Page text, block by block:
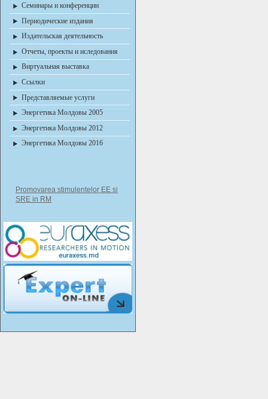
Семинары и конференции
Периодические издания
Издательская деятельность
Отчеты, проекты и иследования
Виртуальная выставка
Ссылки
Представляемые услуги
Энергетика Молдовы 2005
Энергетика Молдовы 2012
Энергетика Молдовы 2016
Promovarea stimulentelor EE si
SRE in RM